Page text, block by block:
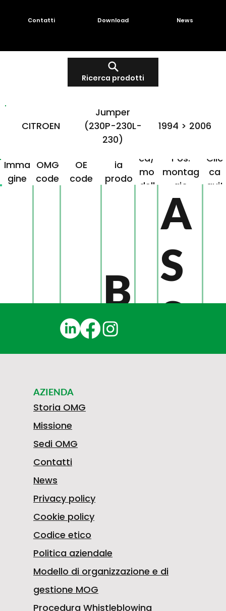
Ricerca prodotti
Contatti Download News
Imma
gine
OMG
code
OE
code
ia
prodo
ca/
mo
dell
Pos.
montag
gio
Clic
ca
qui!
3
5
2
1
B
R
I
O
I
A
S
S
A
N
CITROEN
Jumper
(230P-230L-
230)
1994 > 2006
AZIENDA
Storia OMG
Missione
Sedi OMG
Contatti
News
Privacy policy
Cookie policy
Codice etico
Politica aziendale
Modello di organizzazione e di
gestione MOG
Procedura Whistleblowing